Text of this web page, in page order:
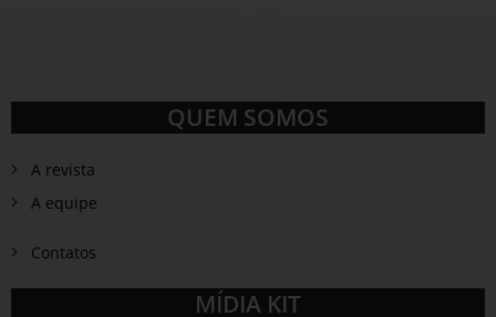
QUEM SOMOS
A revista
A equipe
Contatos
MÍDIA KIT